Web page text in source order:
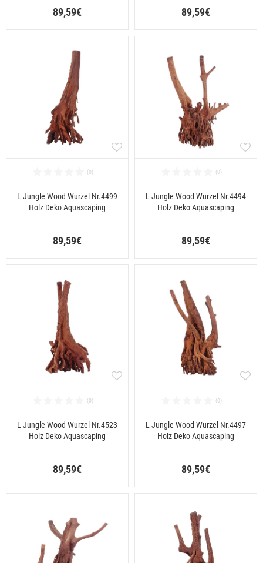
89,59€ 89,59€
L Jungle Wood Wurzel Nr.4499
Holz Deko Aquascaping
89,59€
L Jungle Wood Wurzel Nr.4494
Holz Deko Aquascaping
89,59€
L Jungle Wood Wurzel Nr.4523
Holz Deko Aquascaping
89,59€
L Jungle Wood Wurzel Nr.4497
Holz Deko Aquascaping
89,59€